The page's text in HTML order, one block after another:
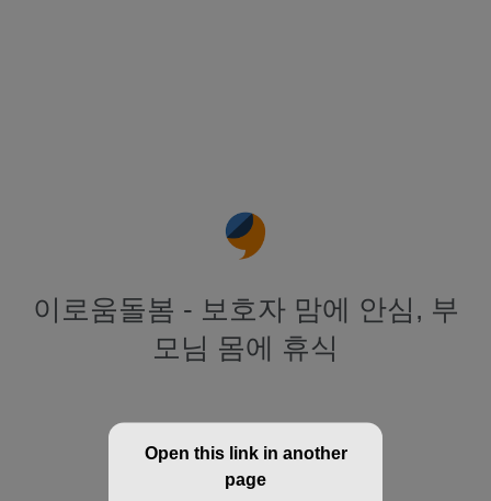
이로움돌봄 - 보호자 맘에 안심, 부
모님 몸에 휴식